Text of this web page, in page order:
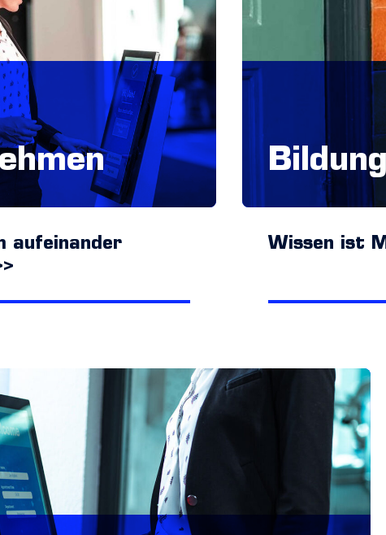
aufeinander
Bildung
Wissen ist